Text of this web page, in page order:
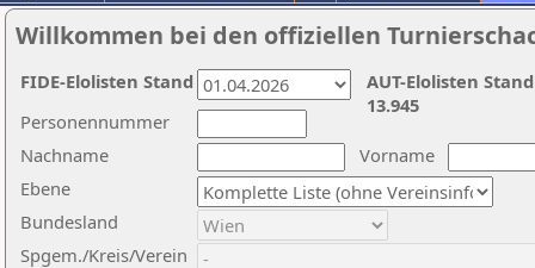
Willkommen bei den offiziellen
Nachname
Vorname
Ebene
Personennummer
Bundesland
Spgem./Kreis/Verein
AUT-Elolisten
13.945
FIDE-Elolisten Stand